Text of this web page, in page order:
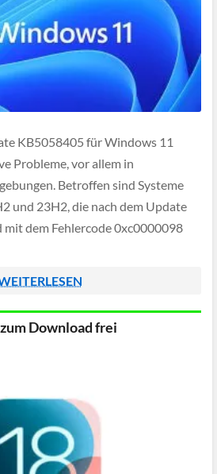
KB5058405 für Windows 11
Probleme, vor allem in
Betroffen sind Systeme
und 23H2, die nach dem Update
dem Fehlercode 0xc0000098
Download frei